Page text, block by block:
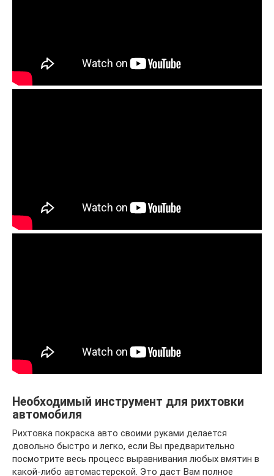
Необходимый инструмент для рихтовки
автомобиля
Рихтовка покраска авто своими руками делается
довольно быстро и легко, если Вы предварительно
посмотрите весь процесс выравнивания любых вмятин в
какой-либо автомастерской. Это даст Вам полное